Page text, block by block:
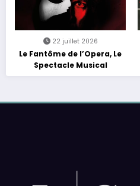
22 juillet 2026
Le Fantôme de l’Opera, Le
Spectacle Musical